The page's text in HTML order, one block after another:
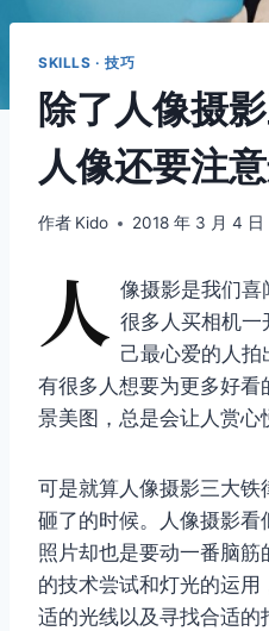
SKILLS · 技巧
除了人像摄
人像还要注
作者 Kido 2018 年 3 月 4 日
人 像摄影是我们喜
很多人买相机一
己最心爱的人
有很多人想要为更多好
景美图，总是会让人赏心
可是就算人像摄影三大
砸了的时候。人像摄影
照片却也是要动一番脑
的技术尝试和灯光的运
适的光线以及寻找合适的